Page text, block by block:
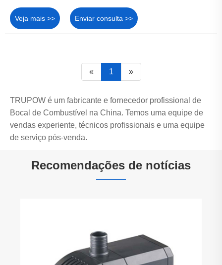
Veja mais >> Enviar consulta >>
« 1 »
TRUPOW é um fabricante e fornecedor profissional de
Bocal de Combustível na China. Temos uma equipe de
vendas experiente, técnicos profissionais e uma equipe
de serviço pós-venda.
Recomendações de notícias
O que é um pressostato?
Veja mais >>